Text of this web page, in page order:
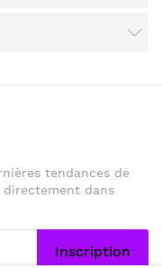
tendances de
dans
Inscription